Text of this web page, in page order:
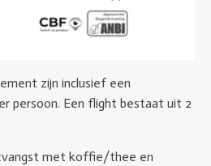
zijn inclusief een
persoon. Een flight bestaat uit 2
met koffie/thee en